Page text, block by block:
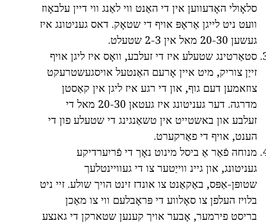
סלאָולי האָדעווען אין די האַנט ווי לאַנג ווי דיין עלבאָוז
וועט ניט לייגן אַראָפּ אויף די שטאָק. דאס געניטונג איז
געשען 20-30 מאל אין 2-3 שטעלט.
סטאַרטינג שטעלע איז די זעלבע, וואָס איז ליגן אויף
זייַן צוריק, מיט איין אָרעם האַנטעל אויסגעשטרעקט
צוזאמען דעם גוף, און די רגע איז ליגן אין קאַסטן
מדרגה. דער געניטונג איז געטאן 20-30 מאל די
זעלבע און באשטייט אין טשאַנגינג די שטעלע פון די
הענט, אויף די פאַרקערט.
מנוחה פֿאַר אַ ביסל מינוט נאָך די פֿריִערדיקע
געניטונג, און גיינ ווייַטער צו די געוויינטלעך
שטופּן-אַפּס, באַקאַנט צו אונדז זינט הויך שולע. זיי ניט
בלויז העלפן צו סאָלווע די פּראָבלעם ווי צו מאַכן
בריסט פירמער, אָבער אויך קענען שטארקן די גאנצע